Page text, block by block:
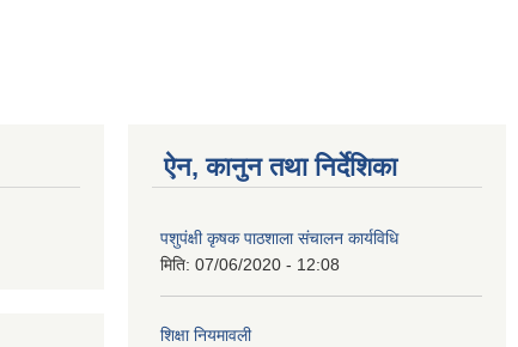
ऐन, कानुन तथा निर्देशिका
पशुपंक्षी कृषक पाठशाला संचालन कार्यविधि
मिति: 07/06/2020 - 12:08
शिक्षा नियमावली